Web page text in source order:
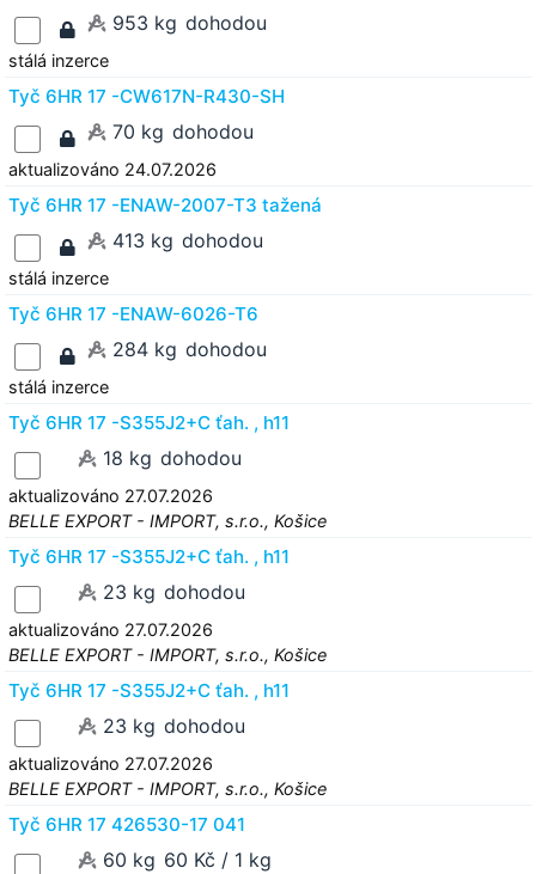
953 kg dohodou
stálá inzerce
Tyč 6HR 17 -CW617N-R430-SH
70 kg dohodou
aktualizováno 24.07.2026
Tyč 6HR 17 -ENAW-2007-T3 tažená
413 kg dohodou
stálá inzerce
Tyč 6HR 17 -ENAW-6026-T6
284 kg dohodou
stálá inzerce
Tyč 6HR 17 -S355J2+C ťah. , h11
18 kg dohodou
aktualizováno 27.07.2026
BELLE EXPORT - IMPORT, s.r.o., Košice
Tyč 6HR 17 -S355J2+C ťah. , h11
23 kg dohodou
aktualizováno 27.07.2026
BELLE EXPORT - IMPORT, s.r.o., Košice
Tyč 6HR 17 -S355J2+C ťah. , h11
23 kg dohodou
aktualizováno 27.07.2026
BELLE EXPORT - IMPORT, s.r.o., Košice
Tyč 6HR 17 426530-17 041
60 kg 60 Kč / 1 kg